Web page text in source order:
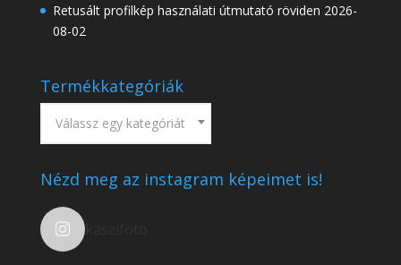
Retusált profilkép használati útmutató röviden 2026-
08-02
Termékkategóriák
Válassz egy kategóriát
Nézd meg az instagram képeimet is!
kaszifoto